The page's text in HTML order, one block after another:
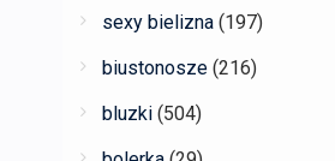
sexy bielizna (197)
biustonosze (216)
bluzki (504)